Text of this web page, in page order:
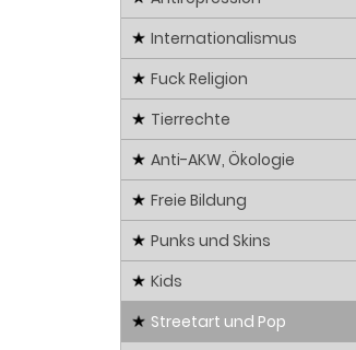
Internationalismus
Fuck Religion
Tierrechte
Anti-AKW, Ökologie
Freie Bildung
Punks und Skins
Kids
Streetart und Pop